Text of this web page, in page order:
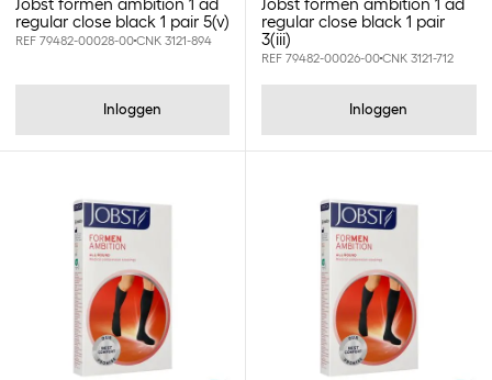
Jobst formen ambition 1 ad
regular close black 1 pair 5(v)
REF 79482-00028-00CNK 3121-894
Inloggen
Jobst formen ambition 1 ad
regular close black 1 pair
3(iii)
REF 79482-00026-00CNK 3121-712
Inloggen